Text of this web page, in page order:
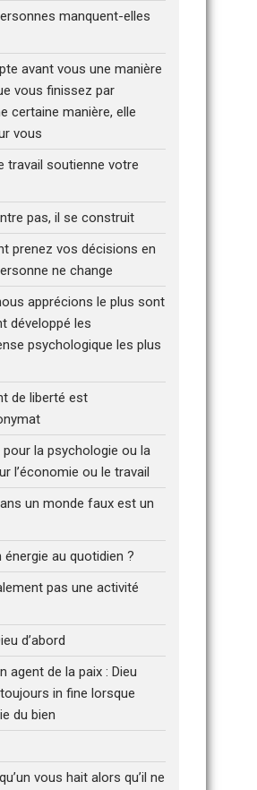
manquent-elles
avant vous une manière
vous finissez par
certaine manière, elle
vous
travail soutienne votre
pas, il se construit
prenez vos décisions en
ne change
apprécions le plus sont
développé les
psychologique les plus
de liberté est
la psychologie ou la
l’économie ou le travail
un monde faux est un
au quotidien ?
pas une activité
d’abord
agent de la paix : Dieu
in fine lorsque
du bien
vous hait alors qu’il ne